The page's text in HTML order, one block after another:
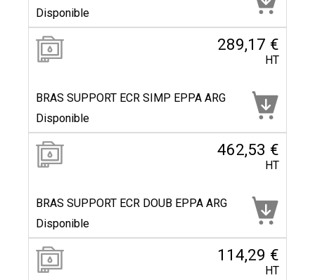
Disponible
289,17 €
HT
BRAS SUPPORT ECR SIMP EPPA ARG
Disponible
462,53 €
HT
BRAS SUPPORT ECR DOUB EPPA ARG
Disponible
114,29 €
HT